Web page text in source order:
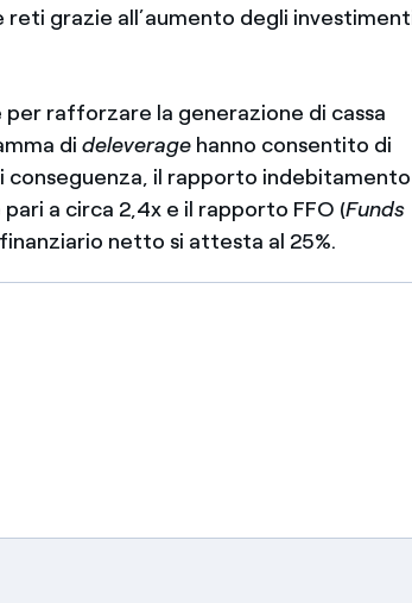
reti grazie all’aumento degli
rafforzare la generazione di cassa
dideleverage hanno consentito di
conseguenza, il rapporto indebitamento
a circa 2,4x e il rapporto FFO (Funds
netto si attesta al 25%.